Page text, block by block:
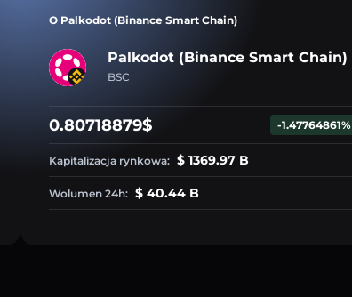
O Palkodot (Binance Smart Chain)
Palkodot (Binance Smart Chain)
BSC
0.80718879$ -1.47764861%
Kapitalizacja rynkowa: $ 1369.97 B
Wolumen 24h: $ 40.44 B